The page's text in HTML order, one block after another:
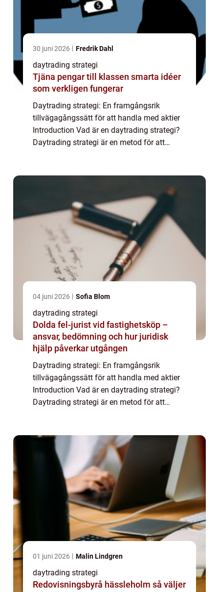
30 juni 2026 Fredrik Dahl
daytrading strategi
Tjäna pengar till klassen smarta idéer
som verkligen fungerar
Daytrading strategi: En framgångsrik
tillvägagångssätt för att handla med aktier
Introduction Vad är en daytrading strategi?
Daytrading strategi är en metod för att
04 juni 2026 Sofia Blom
daytrading strategi
Dolda fel-jurist vid fastighetsköp –
ansvar, bedömning och hur juridisk
hjälp påverkar utgången
Daytrading strategi: En framgångsrik
tillvägagångssätt för att handla med aktier
Introduction Vad är en daytrading strategi?
Daytrading strategi är en metod för att
01 juni 2026 Malin Lindgren
daytrading strategi
Redovisningsbyrå hässleholm så väljer